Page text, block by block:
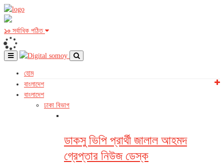
১০ সর্বাধিক পঠিত
হোম
বাংলাদেশ
বাংলাদেশ
ঢাকা বিভাগ
ডাকসু ভিপি প্রার্থী জালাল আহমদ
গ্রেপ্তার নিউজ ডেস্ক